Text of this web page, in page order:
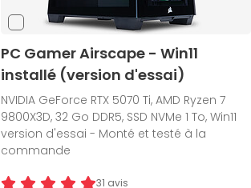
PC Gamer Airscape - Win11
installé (version d'essai)
NVIDIA GeForce RTX 5070 Ti, AMD Ryzen 7
9800X3D, 32 Go DDR5, SSD NVMe 1 To, Win11
version d'essai - Monté et testé à la
commande
31 avis